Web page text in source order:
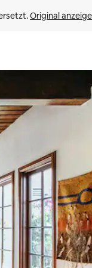
Original
Ergebnisse durch